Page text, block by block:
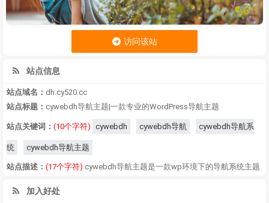
访问该站
站点信息
站点域名： dh.cy520.cc
站点标题： cywebdh导航主题|一款专业的WordPress导航主题
站点关键词： (10个字符) cywebdh cywebdh导航 cywebdh导航系
统 cywebdh导航主题
站点描述： (17个字符) cywebdh导航主题是一款wp环境下的导航系统主题
加入好处